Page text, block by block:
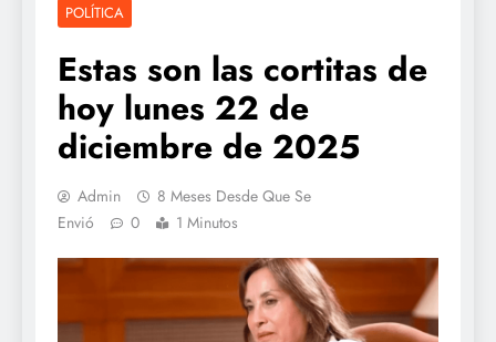
POLÍTICA
Estas son las cortitas de
hoy lunes 22 de
diciembre de 2025
Admin
8 Meses Desde Que Se
Envió
0 1 Minutos